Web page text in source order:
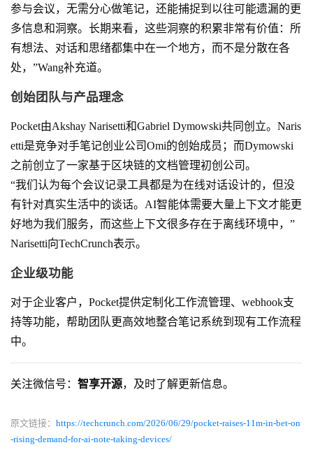
参与会议，无需分心做笔记，还能捕捉到以往可能遗漏的更
多信息和洞察。长期来看，这些洞察的积累非常有价值：所
有想法、对话和思绪都集中在一个地方，而不是分散在各
处，”Wang补充道。
创始团队与产品理念
Pocket由Akshay Narisetti和Gabriel Dymowski共同创立。Naris
etti是竞争对手笔记创业公司Omi的创始成员；而Dymowski
之前创立了一家基于区块链的文档管理初创公司。
“我们认为每个会议记录工具都是为在线对话设计的，但没
有针对真实生活中的谈话。AI智能体需要大量上下文才能更
好地为我们服务，而这些上下文很多存在于离线环境中，”
Narisetti向TechCrunch表示。
企业级功能
对于企业客户，Pocket提供定制化工作流管理、webhook支
持等功能，帮助团队更高效地整合笔记系统到现有工作流程
中。
关注微信号： 智享开源，及时了解更新信息。
原文链接： https://techcrunch.com/2026/06/29/pocket-raises-11m-in-bet-on
-rising-demand-for-ai-note-taking-devices/